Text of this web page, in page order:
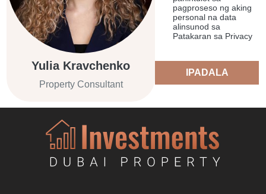
Yulia Kravchenko
Property Consultant
pagproseso ng aking
personal na data
alinsunod sa
Patakaran sa Privacy
IPADALA